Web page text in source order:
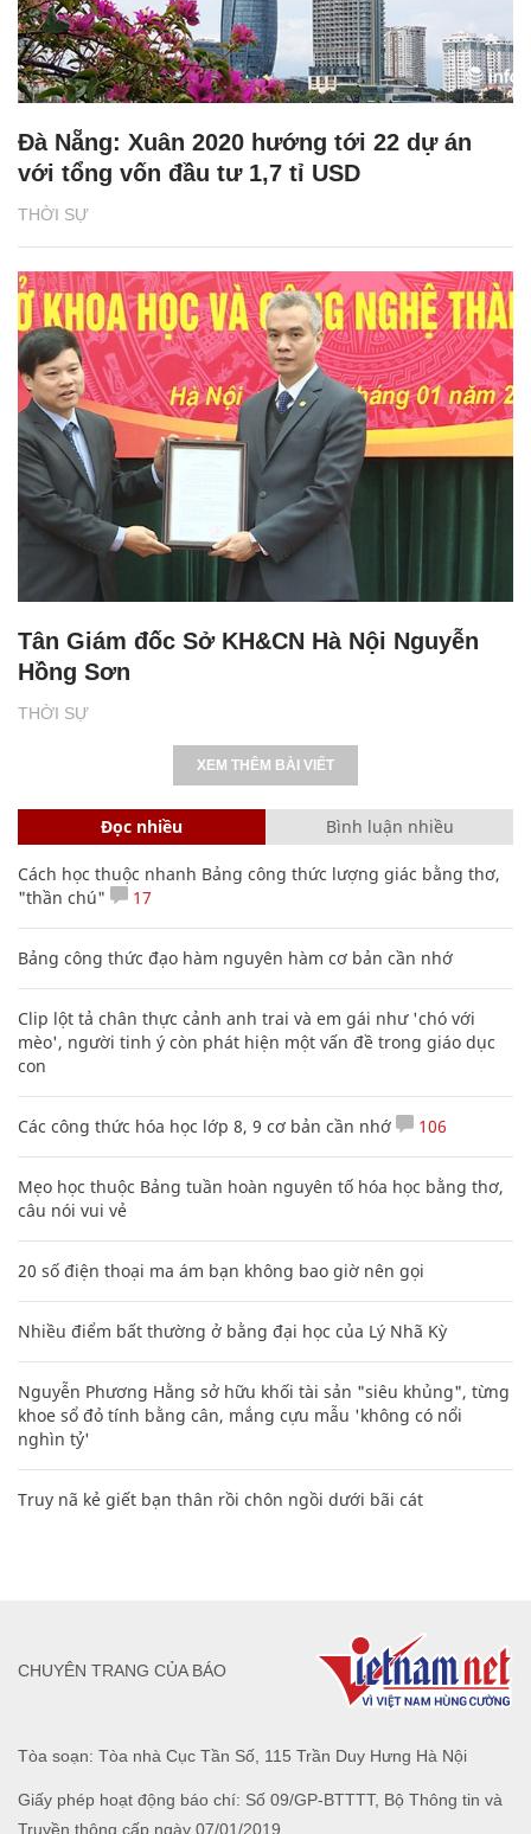
THỜI SỰ
Đà Nẵng: Xuân 2020 hướng tới 22 dự án
với tổng vốn đầu tư 1,7 tỉ USD
THỜI SỰ
Tân Giám đốc Sở KH&CN Hà Nội Nguyễn
Hồng Sơn
XEM THÊM BÀI VIẾT
Đọc nhiều Bình luận nhiều
Cách học thuộc nhanh Bảng công thức lượng giác bằng thơ,
"thần chú"
17
Bảng công thức đạo hàm nguyên hàm cơ bản cần nhớ
Clip lột tả chân thực cảnh anh trai và em gái như 'chó với
mèo', người tinh ý còn phát hiện một vấn đề trong giáo dục
con
Các công thức hóa học lớp 8, 9 cơ bản cần nhớ 106
Mẹo học thuộc Bảng tuần hoàn nguyên tố hóa học bằng thơ,
câu nói vui vẻ
20 số điện thoại ma ám bạn không bao giờ nên gọi
Nhiều điểm bất thường ở bằng đại học của Lý Nhã Kỳ
Nguyễn Phương Hằng sở hữu khối tài sản "siêu khủng", từng
khoe sổ đỏ tính bằng cân, mắng cựu mẫu 'không có nổi
nghìn tỷ'
Truy nã kẻ giết bạn thân rồi chôn ngồi dưới bãi cát
Tòa soạn: Tòa nhà Cục Tần Số, 115 Trần Duy Hưng Hà Nội
Giấy phép hoạt động báo chí: Số 09/GP-BTTTT, Bộ Thông tin và
Truyền thông cấp ngày 07/01/2019.
CHUYÊN TRANG CỦA BÁO